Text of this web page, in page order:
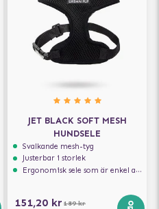
JET BLACK SOFT MESH
HUNDSELE
Svalkande mesh-tyg
Justerbar i storlek
Ergonomisk sele som är enkel att ta på och av
151,20 kr 189 kr